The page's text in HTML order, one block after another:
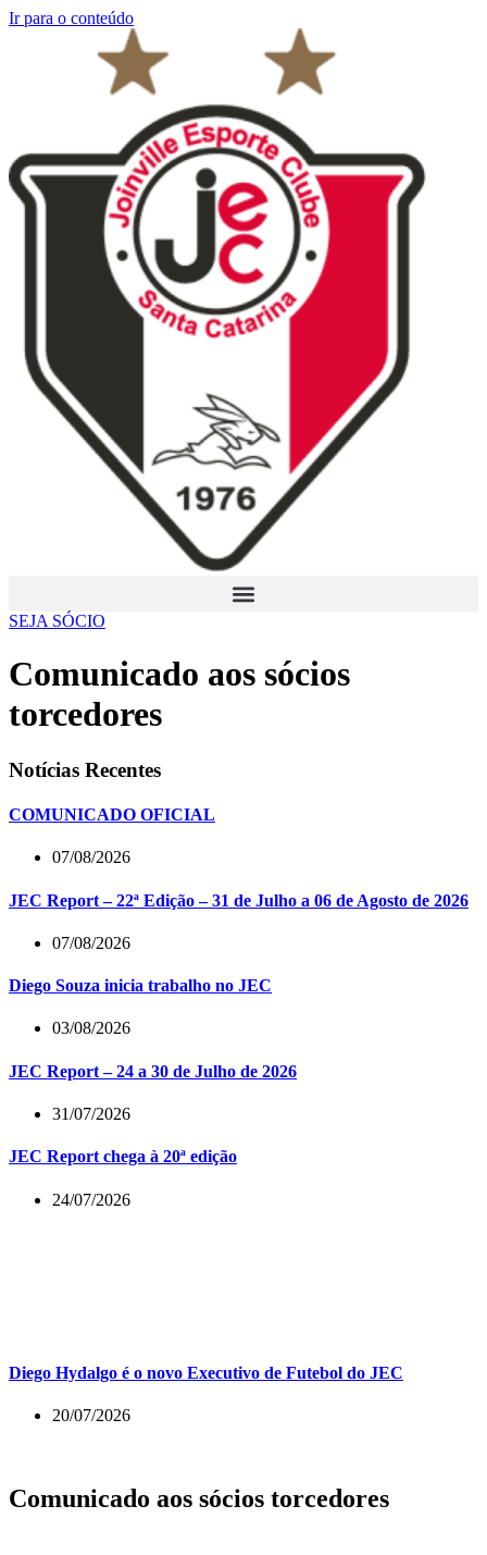
Ir para o conteúdo
SEJA SÓCIO
Comunicado aos sócios
torcedores
Notícias Recentes
COMUNICADO OFICIAL
07/08/2026
JEC Report – 22ª Edição – 31 de Julho a 06 de Agosto de 2026
07/08/2026
Diego Souza inicia trabalho no JEC
03/08/2026
JEC Report – 24 a 30 de Julho de 2026
31/07/2026
JEC Report chega à 20ª edição
24/07/2026
Diego Hydalgo é o novo Executivo de Futebol do JEC
20/07/2026
Comunicado aos sócios torcedores